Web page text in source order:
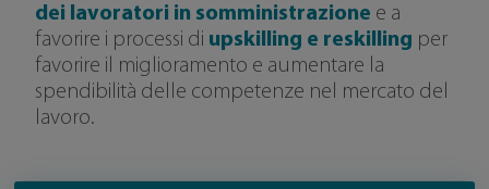
dei lavoratori in somministrazione e a
favorire i processi di upskilling e reskilling per
favorire il miglioramento e aumentare la
spendibilità delle competenze nel mercato del
lavoro.